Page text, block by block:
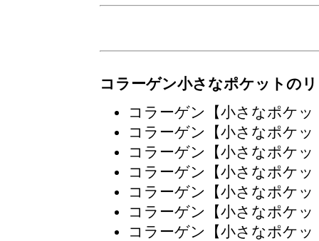
コラーゲン小さなポケットの
コラーゲン【小さなポケ
コラーゲン【小さなポケ
コラーゲン【小さなポケ
コラーゲン【小さなポケッ
コラーゲン【小さなポケ
コラーゲン【小さなポケ
コラーゲン【小さなポケ